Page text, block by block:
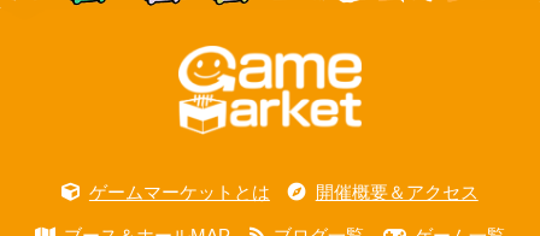
ゲームマーケットとは 開催概要＆アクセス